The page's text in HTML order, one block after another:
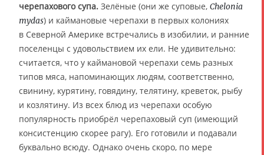
черепахового супа. Зелёные (они же суповые, Chelonia
mydas) и каймановые черепахи в первых колониях
в Северной Америке встречались в изобилии, и ранние
поселенцы с удовольствием их ели. Не удивительно:
считается, что у каймановой черепахи семь разных
типов мяса, напоминающих людям, соответственно,
свинину, курятину, говядину, телятину, креветок, рыбу
и козлятину. Из всех блюд из черепахи особую
популярность приобрёл черепаховый суп (имеющий
консистенцию скорее рагу). Его готовили и подавали
буквально всюду. Однако очень скоро, по мере